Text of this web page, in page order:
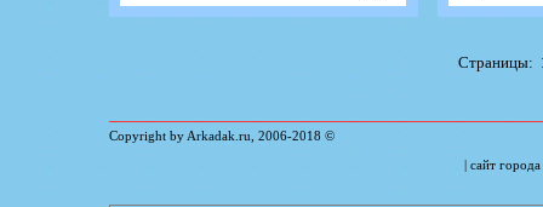
Страницы:
Copyright by Arkadak.ru, 2006-2018 ©
| сайт города